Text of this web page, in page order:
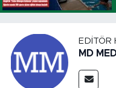
EDITÖR
MD